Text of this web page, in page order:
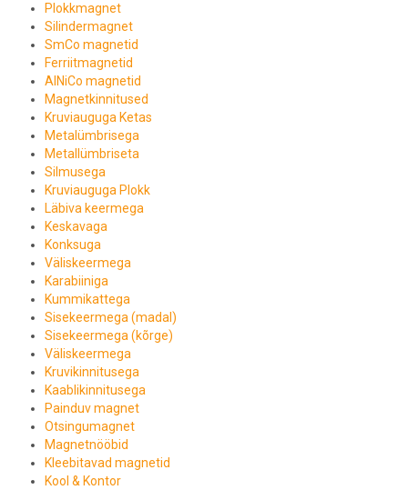
Plokkmagnet
Silindermagnet
SmCo magnetid
Ferriitmagnetid
AlNiCo magnetid
Magnetkinnitused
Kruviauguga Ketas
Metalümbrisega
Metallümbriseta
Silmusega
Kruviauguga Plokk
Läbiva keermega
Keskavaga
Konksuga
Väliskeermega
Karabiiniga
Kummikattega
Sisekeermega (madal)
Sisekeermega (kõrge)
Väliskeermega
Kruvikinnitusega
Kaablikinnitusega
Painduv magnet
Otsingumagnet
Magnetnööbid
Kleebitavad magnetid
Kool & Kontor